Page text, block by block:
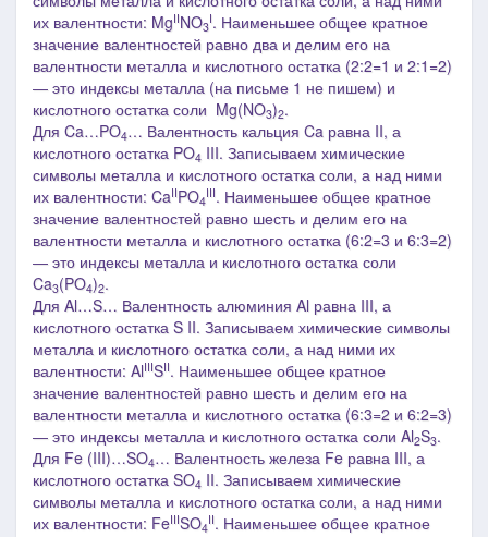
их валентности: MgIINO3
I. Наименьшее общее кратное
значение валентностей равно два и делим его на
валентности металла и кислотного остатка (2:2=1 и 2:1=2)
― это индексы металла (на письме 1 не пишем) и
кислотного остатка соли Mg(NO3)2.
Для Ca…PO4… Валентность кальция Ca равна II, а
кислотного остатка PO4 III. Записываем химические
символы металла и кислотного остатка соли, а над ними
их валентности: CaIIPO4
III. Наименьшее общее кратное
значение валентностей равно шесть и делим его на
валентности металла и кислотного остатка (6:2=3 и 6:3=2)
― это индексы металла и кислотного остатка соли
Ca3(PO4)2.
Для Al…S… Валентность алюминия Al равна III, а
кислотного остатка S II. Записываем химические символы
металла и кислотного остатка соли, а над ними их
валентности: AlIIISII. Наименьшее общее кратное
значение валентностей равно шесть и делим его на
валентности металла и кислотного остатка (6:3=2 и 6:2=3)
― это индексы металла и кислотного остатка соли Al2S3.
Для Fe (III)…SO4… Валентность железа Fe равна III, а
кислотного остатка SO4 II. Записываем химические
символы металла и кислотного остатка соли, а над ними
их валентности: FeIIISO4
II. Наименьшее общее кратное